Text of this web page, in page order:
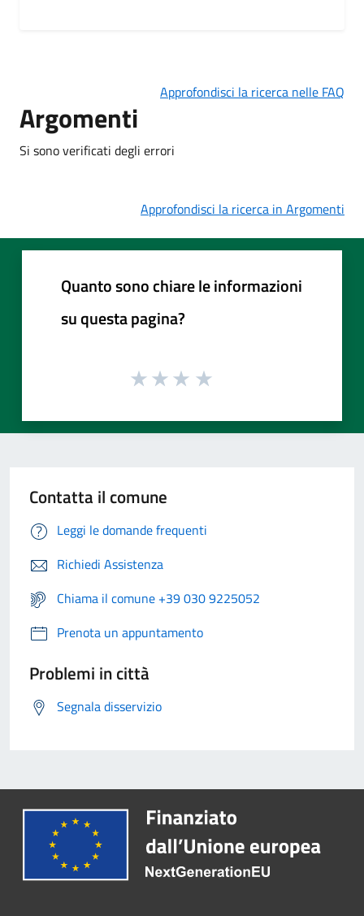
Approfondisci la ricerca nelle FAQ
Argomenti
Si sono verificati degli errori
Approfondisci la ricerca in Argomenti
Quanto sono chiare le informazioni
su questa pagina?
Contatta il comune
Leggi le domande frequenti
Richiedi Assistenza
Chiama il comune +39 030 9225052
Prenota un appuntamento
Problemi in città
Segnala disservizio